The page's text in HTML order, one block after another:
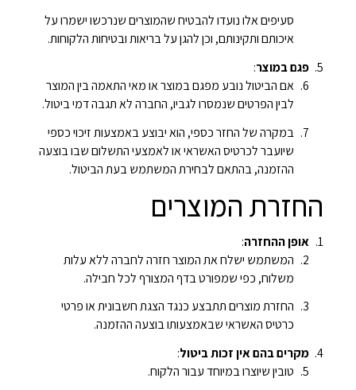
סעיפים אלו נועדו להבטיח שהמוצרים שנרכשו ישמרו על
איכותם ותקינותם, וכן להגן על בריאות ובטיחות הלקוחות.
פגם במוצר:
אם הביטול נובע מפגם במוצר או מאי התאמה בין המוצר
לבין הפרטים שנמסרו לגביו, החברה לא תגבה דמי ביטול.
במקרה של החזר כספי, הוא יבוצע באמצעות זיכוי כספי
שיועבר לכרטיס האשראי או לאמצעי התשלום שבו בוצעה
ההזמנה, בהתאם לבחירת המשתמש בעת הביטול.
החזרת המוצרים
אופן ההחזרה:
המשתמש ישלח את המוצר חזרה לחברה ללא עלות
משלוח, כפי שמפורט בדף המצורף לכל חבילה.
החזרת מוצרים תתבצע כנגד הצגת חשבונית או פרטי
כרטיס האשראי שבאמצעותו בוצעה ההזמנה.
מקרים בהם אין זכות ביטול:
טובין שיוצרו במיוחד עבור הלקוח.